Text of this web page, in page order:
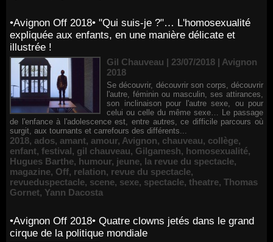
•Avignon Off 2018• "Qui suis-je ?"… L'homosexualité
expliquée aux enfants, en une manière délicate et
illustrée !
Gil Chauveau | 23/07/2018 | Avignon
2018
Se découvrir, découvrir son corps, découvrir
l'autre, féminin ou masculin, ses attirances,
son inclinaison pour l'autre sexe, ou pour
celui ou celle du même sexe… Le passage
de l'enfance à l'adolescence est, entre autres, ce difficile parcours où
surgit, aux tournants et carrefours des différents...
2018, ados, amant, amour, Avignon, chauveau, collège,
enfant, festival, gil chauveau, Gilgamesh, homosexualité,
Hugues Barthe, humour, jeune, la revue du spectacle,
magazine, Off, relation, revue du spectacle,
revueduspectacle, scene, sexe, spectacle, theatre, Thomas
Gornet, Yann Dacosta
•Avignon Off 2018• Quatre clowns jetés dans le grand
cirque de la politique mondiale